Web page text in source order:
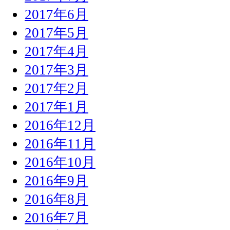
2017年6月
2017年5月
2017年4月
2017年3月
2017年2月
2017年1月
2016年12月
2016年11月
2016年10月
2016年9月
2016年8月
2016年7月